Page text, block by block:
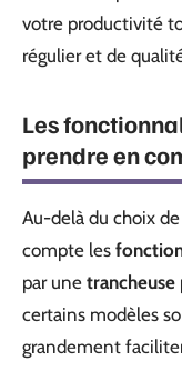
votre productivité
régulier et de
Les
prendre en
Au-delà du choix
compte les
par une
certains modèles
grandement